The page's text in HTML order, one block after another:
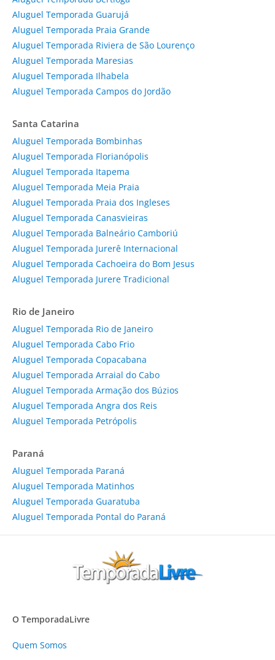
Aluguel Temporada Guarujá
Aluguel Temporada Praia Grande
Aluguel Temporada Riviera de São Lourenço
Aluguel Temporada Maresias
Aluguel Temporada Ilhabela
Aluguel Temporada Campos do Jordão
Santa Catarina
Aluguel Temporada Bombinhas
Aluguel Temporada Florianópolis
Aluguel Temporada Itapema
Aluguel Temporada Meia Praia
Aluguel Temporada Praia dos Ingleses
Aluguel Temporada Canasvieiras
Aluguel Temporada Balneário Camboriú
Aluguel Temporada Jurerê Internacional
Aluguel Temporada Cachoeira do Bom Jesus
Aluguel Temporada Jurere Tradicional
Rio de Janeiro
Aluguel Temporada Rio de Janeiro
Aluguel Temporada Cabo Frio
Aluguel Temporada Copacabana
Aluguel Temporada Arraial do Cabo
Aluguel Temporada Armação dos Búzios
Aluguel Temporada Angra dos Reis
Aluguel Temporada Petrópolis
Paraná
Aluguel Temporada Paraná
Aluguel Temporada Matinhos
Aluguel Temporada Guaratuba
Aluguel Temporada Pontal do Paraná
O TemporadaLivre
Quem Somos